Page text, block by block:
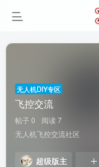
无人机DIY专区
飞控交流
帖子 0
阅读 7
无人机飞控交流社区
超级版主